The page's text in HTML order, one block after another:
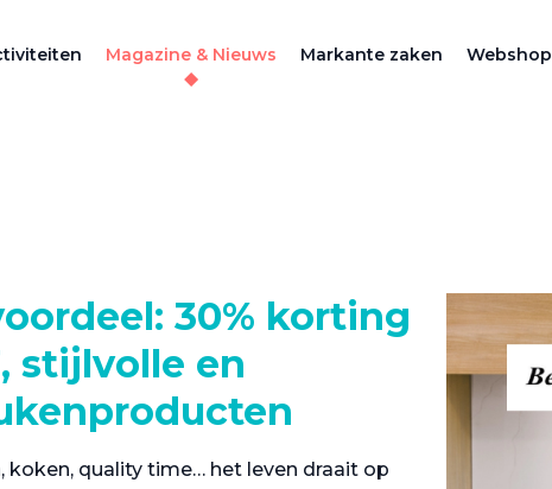
Magazine & Nieuws Markante zaken Webshop
30% korting
stijlvolle en
koken, quality time… het leven draait op